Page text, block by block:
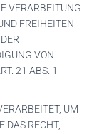
VERARBEITUNG
FREIHEITEN
VON
21 ABS. 1
UM
DAS RECHT,